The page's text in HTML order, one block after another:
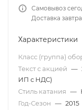
Самовывоз
Доставка
Характеристики
Класс (группа)
Текст с акцией —
ИП с НДС)
Стиль катания —
Год-Сезон — 2015